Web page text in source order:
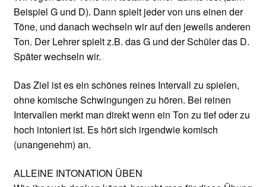
Beispiel G und D). Dann spielt jeder von uns einen der
Töne, und danach wechseln wir auf den jeweils anderen
Ton. Der Lehrer spielt z.B. das G und der Schüler das D.
Später wechseln wir.
Das Ziel ist es ein schönes reines Intervall zu spielen,
ohne komische Schwingungen zu hören. Bei reinen
Intervallen merkt man direkt wenn ein Ton zu tief oder zu
hoch intoniert ist. Es hört sich irgendwie komisch
(unangenehm) an.
ALLEINE INTONATION ÜBEN